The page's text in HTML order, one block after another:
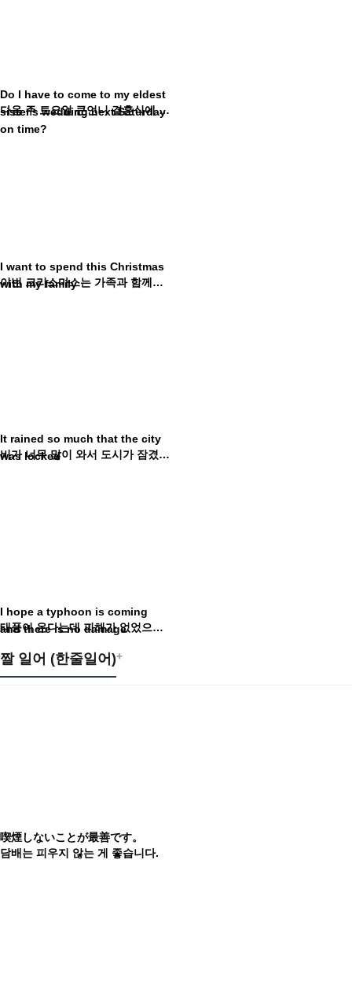
Do I have to come to my eldest
sister's wedding next Saturday
on time?
다음 주 토요일 큰언니 결혼식에 늦지 않게 와야 해?
I want to spend this Christmas
with my family
이번 크리스마스는 가족과 함께하는 게 좋겠어
It rained so much that the city
was locked
비가 너무 많이 와서 도시가 잠겼어요
I hope a typhoon is coming
and there is no damage
태풍이 온다는데 피해가 없었으면 좋겠다
+
짤 일어 (한줄일어)
喫煙しないことが最善です。
담배는 피우지 않는 게 좋습니다.